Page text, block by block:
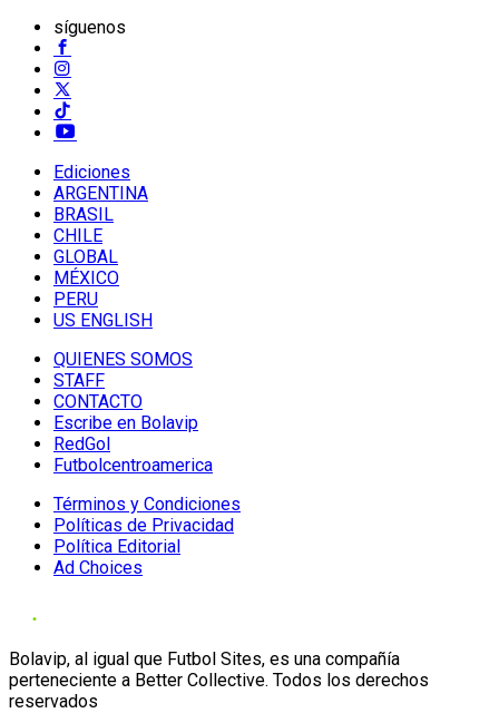
síguenos
Ediciones
ARGENTINA
BRASIL
CHILE
GLOBAL
MÉXICO
PERU
US ENGLISH
QUIENES SOMOS
STAFF
CONTACTO
Escribe en Bolavip
RedGol
Futbolcentroamerica
Términos y Condiciones
Políticas de Privacidad
Política Editorial
Ad Choices
Bolavip, al igual que Futbol Sites, es una compañía
perteneciente a Better Collective. Todos los derechos
reservados